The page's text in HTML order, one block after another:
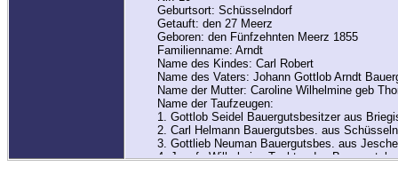
Geburtsort: Schüsselndorf
Getauft: den 27 Meerz
Geboren: den Fünfzehnten Meerz 1855
Familienname: Arndt
Name des Kindes: Carl Robert
Name des Vaters: Johann Gottlob Arndt
Name der Mutter: Caroline Wilhelmine geb
Name der Taufzeugen:
1. Gottlob Seidel Bauergutsbesitzer aus
2. Carl Helmann Bauergutsbes. aus
3. Gottlieb Neuman Bauergutsbes. aus
4. Jungfr. Wilhelmine Tochter des